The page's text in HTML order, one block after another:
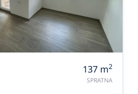
137 m2
SPRATNA